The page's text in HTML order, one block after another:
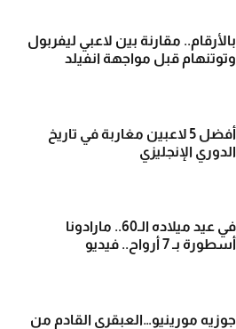
بالأرقام.. مقارنة بين لاعبي ليفربول
وتوتنهام قبل مواجهة انفيلد
أفضل 5 لاعبين مغاربة في تاريخ
الدوري الإنجليزي
في عيد ميلاده الـ60.. مارادونا
أسطورة بـ 7 أرواح.. فيديو
جوزيه مورينيو…العبقري القادم من